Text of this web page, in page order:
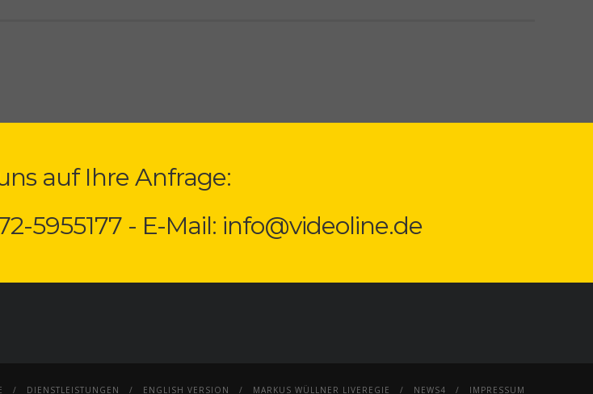
auf Ihre Anfrage:
5955177 - E-Mail: info@videoline.de
DIENSTLEISTUNGEN ENGLISH VERSION MARKUS WÜLLNER LIVEREGIE NEWS4 IMPRESSUM